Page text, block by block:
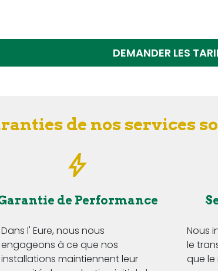
DEMANDER LES
de nos services
de Performance
Dans l' Eure, nous nous
engageons à ce que nos
installations maintiennent leur
Nous
le
que